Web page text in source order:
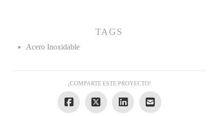
TAGS
Acero Inoxidable
¡COMPARTE ESTE PROYECTO!